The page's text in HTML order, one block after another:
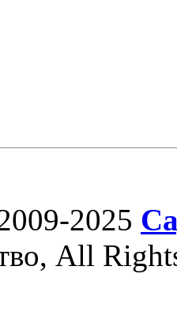
2025
All